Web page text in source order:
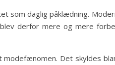
som daglig påklædning.
derfor mere og mere
Det skyldes